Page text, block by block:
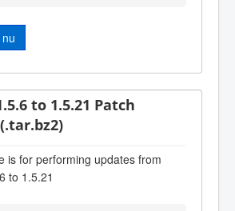
to 1.5.21 Patch
is for performing updates from
to 1.5.21